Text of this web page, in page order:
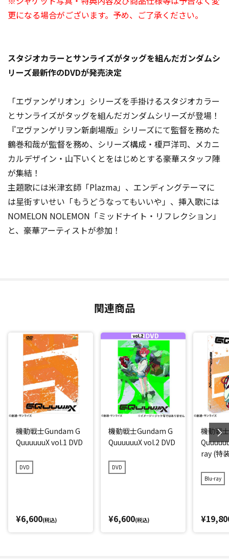
更になる場合がございます。予め、ご了承ください。
スタジオカラーとサンライズがタッグを組んだガンダムシ
リーズ最新作のDVDが発売決定
「エヴァンゲリオン」シリーズを手掛けるスタジオカラー
とサンライズがタッグを組んだガンダムシリーズが登場！
『ヱヴァンゲリヲン新劇場版』シリーズにて監督を務めた
鶴巻和哉が監督を務め、シリーズ構成・榎戸洋司、メカニ
カルデザイン・山下いくとをはじめとする豪華スタッフ陣
が集結！
主題歌には米津玄師「Plazma」、エンディングテーマに
は星街すいせい「もうどうなってもいいや」、挿入歌には
NOMELON NOLEMON「ミッドナイト・リフレクション」
と、豪華アーティストが参加！
関連商品
機動戦士Gundam G
QuuuuuuX vol.1 DVD
DVD
¥6,600(税込)
機動戦士Gundam G
QuuuuuuX vol.2 DVD
DVD
¥6,600(税込)
機動戦
ray (特
Blu-ray